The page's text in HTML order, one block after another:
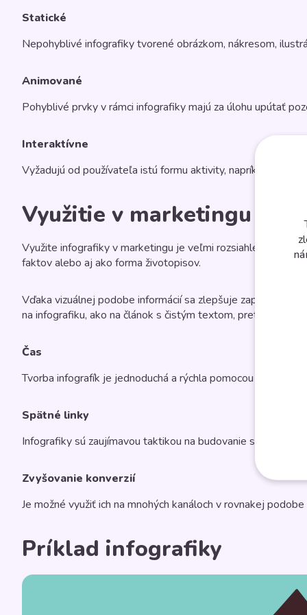
Statické
Nepohyblivé infografiky tvorené obrázkom, nákresom,
Animované
Pohyblivé prvky v rámci infografiky majú za úlohu upútať
Interaktívne
Vyžadujú od používateľa istú formu aktivity, napríklad pre
Využitie v marketingu
Využite infografiky v marketingu je veľmi rozsiahle. Dá sa
faktov alebo aj ako forma životopisov.
Vďaka vizuálnej podobe informácií sa zlepšuje
na infografiku, ako na článok s čistým textom, preto
Čas
Tvorba infografík je jednoduchá a rýchla pomocou online
Spätné linky
Infografiky sú zaujímavou taktikou na budovanie spätných
Zvyšovanie konverzií
Je možné využiť ich na mnohých kanáloch v rovnakej
Príklad infografiky